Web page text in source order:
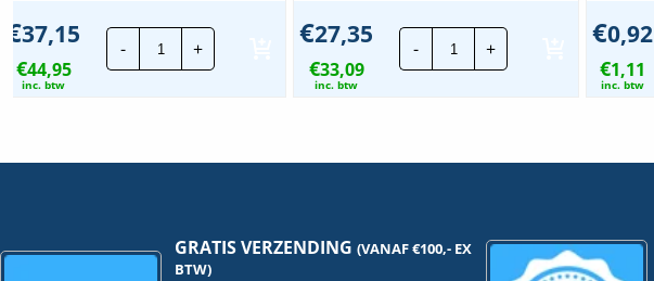
€37,15
€44,95
inc. btw
-
ABB
Ty-
Fast
+ €27,35
€33,09
inc. btw
-
ABB
Ty-
Fast
+ €0,92
€1,11
inc. btw
GRATIS VERZENDING(VANAF €100,- EX
BTW)